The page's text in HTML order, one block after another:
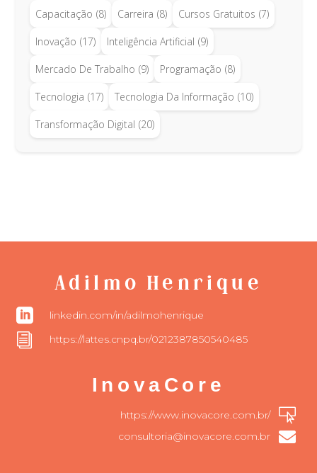
Capacitação (8) Carreira (8) Cursos Gratuitos (7)
Inovação (17) Inteligência Artificial (9)
Mercado De Trabalho (9) Programação (8)
Tecnologia (17) Tecnologia Da Informação (10)
Transformação Digital (20)
Adilmo Henrique
 linkedin.com/in/adilmohenrique
i https://lattes.cnpq.br/0212387850540485
InovaCore

https://www.inovacore.com.br/

consultoria@inovacore.com.br